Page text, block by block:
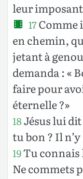
leur
17Comme
en chemin,
jetant à
demanda : «
faire pour
éternelle ?»
18Jésus lui
tu bon ? Il
19Tu connais
Ne commets